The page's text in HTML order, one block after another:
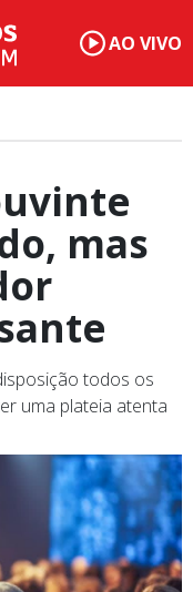
AO VIVO
mas
todos os
uma plateia atenta